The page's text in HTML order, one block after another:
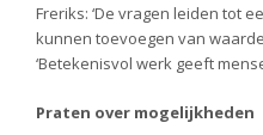
Freriks: ‘De vragen leiden tot
kunnen toevoegen van
‘Betekenisvol werk geeft
Praten over mogelijkheden